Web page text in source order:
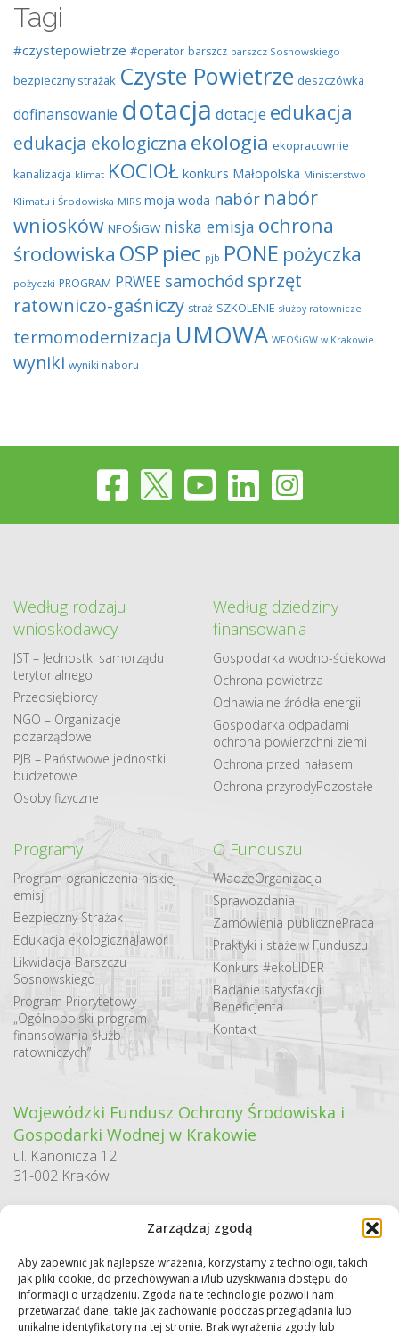
Zarządzaj zgodą
Aby zapewnić jak najlepsze wrażenia, korzystamy z technologii, takich
jak pliki cookie, do przechowywania i/lub uzyskiwania dostępu do
informacji o urządzeniu. Zgoda na te technologie pozwoli nam
przetwarzać dane, takie jak zachowanie podczas przeglądania lub
unikalne identyfikatory na tej stronie. Brak wyrażenia zgody lub
Tagi
#czystepowietrze #operator barszcz barszcz Sosnowskiego
bezpieczny strażak Czyste Powietrze deszczówka
dofinansowanie dotacja dotacje edukacja
edukacja ekologiczna ekologia ekopracownie
kanalizacja klimat KOCIOŁ konkurs Małopolska Ministerstwo
Klimatu i Środowiska MIRS moja woda nabór nabór
wniosków NFOŚiGW niska emisja ochrona
środowiska OSP piec pjb PONE pożyczka
pożyczki PROGRAM PRWEE samochód sprzęt
ratowniczo-gaśniczy straż SZKOLENIE służby ratownicze
termomodernizacja UMOWA WFOŚiGW w Krakowie
wyniki wyniki naboru
Według rodzaju
wnioskodawcy
JST – Jednostki samorządu
terytorialnego
Przedsiębiorcy
NGO – Organizacje
pozarządowe
PJB – Państwowe jednostki
budżetowe
Osoby fizyczne
Według dziedziny
finansowania
Gospodarka​ wodno​-ściekowa
Ochrona powietrza
Odnawialne​ źródła​ energii
Gospodarka odpadami i
ochrona powierzchni ziemi
Ochrona przed hałasem
Ochrona przyrodyPozostałe
Programy
Program ograniczenia niskiej
emisji
Bezpieczny Strażak
Edukacja ekologicznaJawor
Likwidacja Barszczu
Sosnowskiego
Program Priorytetowy –
„Ogólnopolski program
finansowania służb
ratowniczych”
O Funduszu
WładzeOrganizacja
Sprawozdania
Zamówienia publicznePraca
Praktyki i staże w Funduszu
Konkurs #ekoLIDER
Badanie satysfakcji
Beneficjenta
Kontakt
Wojewódzki Fundusz Ochrony Środowiska i
Gospodarki Wodnej w Krakowie
ul. Kanonicza 12
31-002 Kraków
Sekretariat / Dziennik podawczy
tel.: 12 422 94 90
e-mail:biuro@wfos.krakow.pl